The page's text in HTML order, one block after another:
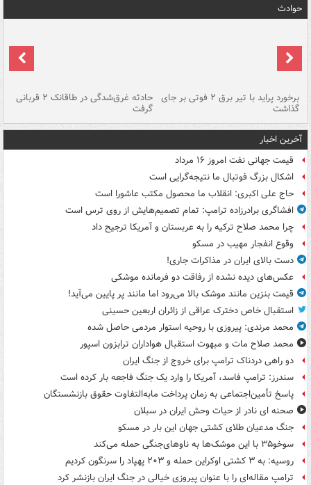
حوادث
برخورد پراید با تیر برق ۲ فوتی بر جای
گذاشت
حادثه غرق‌شدگی در طاقانک ۲ قربانی
گرفت
آخرین اخبار
قیمت جهانی نفت امروز ۱۶ مرداد
اشکال بزرگ فوتبال ما نتیجه‌گرایی است
حاج علی اکبری: انقلاب ما محصول مکتب عاشورا است
افشاگری برادرزاده ترامپ: تمام تصمیم‌هایش از روی ترس است
چرا محمد صلاح ترکیه را به عربستان و آمریکا ترجیح داد
وقوع انفجار مهیب در مسکو
دست بالای ایران در مذاکرات جاری!
عکس‌های دیده نشده از رفاقت دو فرمانده‌ موشکی
قیمت بنزین مانند موشک بالا می‌رود اما مانند پر پایین می‌آید!
استقبال خاص دخترک عراقی از زائران اربعین حسینی
محمد مرندی: پیروزی با روحیه استوار مردمی حاصل شده
محمد صلاح مات و مبهوت استقبال هواداران ترابزون اسپور
دو راهی دردناک ترامپ برای خروج از جنگ ایران
سندرز: ترامپ فاسد، آمریکا را وارد یک جنگ فاجعه بار کرده است
پاسخ تأمین‌اجتماعی به زمان پرداخت مابه‌التفاوت حقوق بازنشستگان
صحنه ای نادر از حیات وحش ایران در سبلان
جنگ مدعیان طلای کشتی جهان این بار در مسکو
سوخو۳۵ با این موشک‌ها به ناوهای‌جنگی حمله می‌کند
روسیه: به ۳ کشتی اوکراین حمله و ۲۰۳ پهپاد را سرنگون کردیم
ترامپ مقاله‌ای را با عنوان پیروزی خیالی در جنگ ایران بازنشر کرد